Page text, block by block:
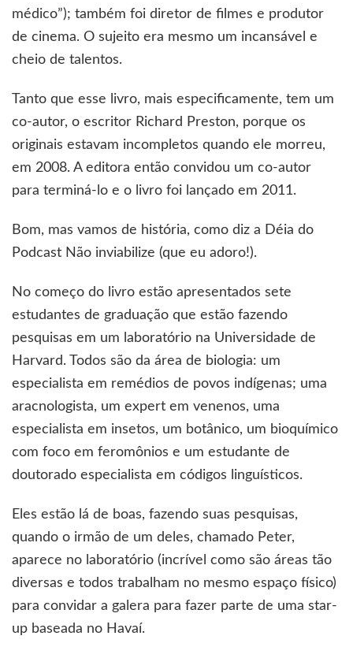
médico”); também foi diretor de filmes e produtor
de cinema. O sujeito era mesmo um incansável e
cheio de talentos.
Tanto que esse livro, mais especificamente, tem um
co-autor, o escritor Richard Preston, porque os
originais estavam incompletos quando ele morreu,
em 2008. A editora então convidou um co-autor
para terminá-lo e o livro foi lançado em 2011.
Bom, mas vamos de história, como diz a Déia do
Podcast Não inviabilize (que eu adoro!).
No começo do livro estão apresentados sete
estudantes de graduação que estão fazendo
pesquisas em um laboratório na Universidade de
Harvard. Todos são da área de biologia: um
especialista em remédios de povos indígenas; uma
aracnologista, um expert em venenos, uma
especialista em insetos, um botânico, um bioquímico
com foco em feromônios e um estudante de
doutorado especialista em códigos linguísticos.
Eles estão lá de boas, fazendo suas pesquisas,
quando o irmão de um deles, chamado Peter,
aparece no laboratório (incrível como são áreas tão
diversas e todos trabalham no mesmo espaço físico)
para convidar a galera para fazer parte de uma star-
up baseada no Havaí.